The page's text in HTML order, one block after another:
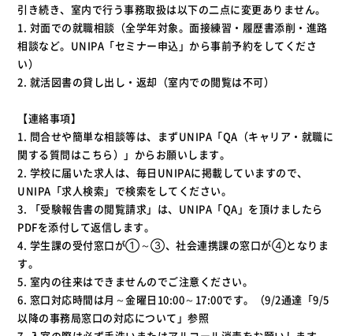
引き続き、室内で行う事務取扱は以下の二点に変更ありません。
1. 対面での就職相談（全学年対象。面接練習・履歴書添削・進路
相談など。UNIPA「セミナー申込」から事前予約をしてくださ
い）
2. 就活図書の貸し出し・返却（室内での閲覧は不可）
【連絡事項】
1. 問合せや簡単な相談等は、まずUNIPA「QA（キャリア・就職に
関する質問はこちら）」からお願いします。
2. 学校に届いた求人は、毎日UNIPAに掲載していますので、
UNIPA「求人検索」で検索をしてください。
3. 「受験報告書の閲覧請求」は、UNIPA「QA」を頂けましたら
PDFを添付して返信します。
4. 学生課の受付窓口が①～③、社会連携課の窓口が④となりま
す。
5. 室内の往来はできませんのでご注意ください。
6. 窓口対応時間は月～金曜日10:00～17:00です。（9/2通達「9/5
以降の事務局窓口の対応について」参照